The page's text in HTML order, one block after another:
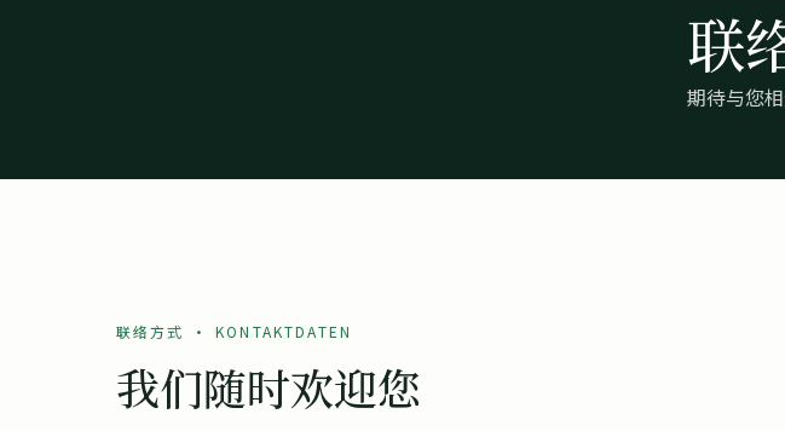
联
期待与您
联络方式 · KONTAKTDATEN
我们随时欢迎您